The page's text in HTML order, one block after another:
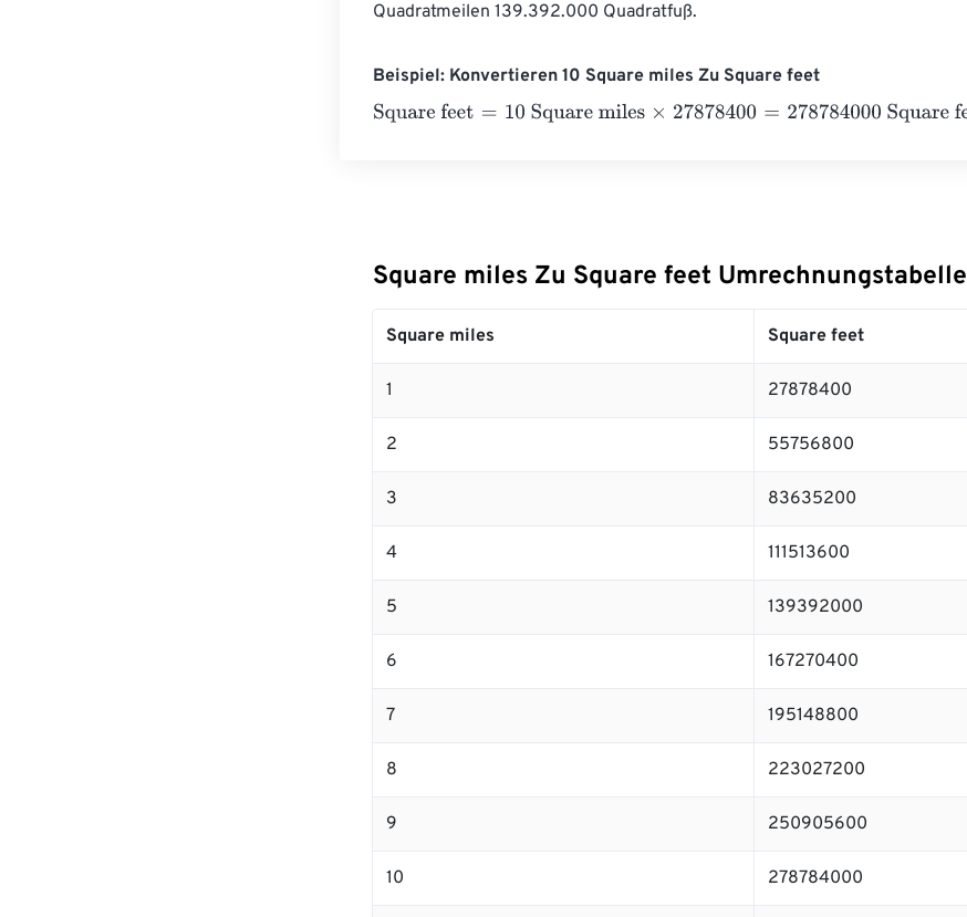
Quadratmeilen 139.392.000 Quadratfuß.
Beispiel: Konvertieren 10 Square miles Zu Square feet
Square feet= 10 Square miles×27878400=278784000 Square feet
Square miles Zu Square feet Umrechnungstabelle
Square miles Square feet
1 27878400
2 55756800
3 83635200
4 111513600
5 139392000
6 167270400
7 195148800
8 223027200
9 250905600
10 278784000